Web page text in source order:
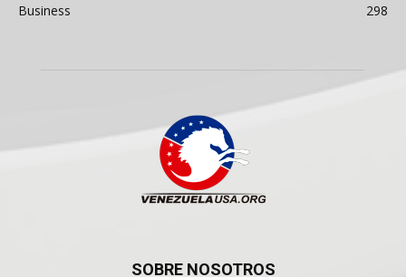
Business
298
SOBRE NOSOTROS